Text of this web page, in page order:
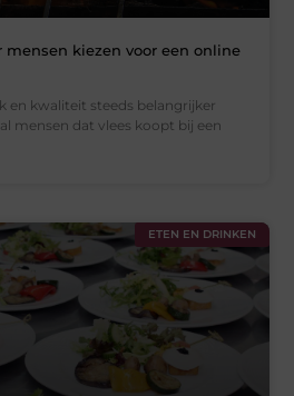
mensen kiezen voor een online
en kwaliteit steeds belangrijker
mensen dat vlees koopt bij een
ETEN EN DRINKEN